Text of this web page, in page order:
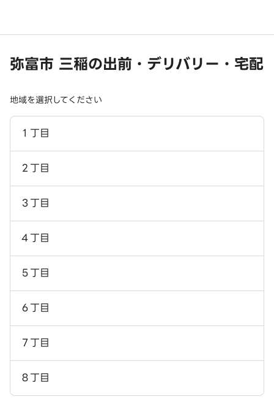
弥富市 三稲の出前・デリバリー・宅配
地域を選択してください
１丁目
２丁目
３丁目
４丁目
５丁目
６丁目
７丁目
８丁目